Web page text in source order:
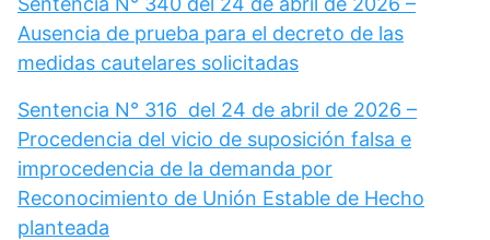
Ausencia de prueba para el decreto de las
medidas cautelares solicitadas
Sentencia N° 316 del 24 de abril de 2026 –
Procedencia del vicio de suposición falsa e
improcedencia de la demanda por
Reconocimiento de Unión Estable de Hecho
planteada